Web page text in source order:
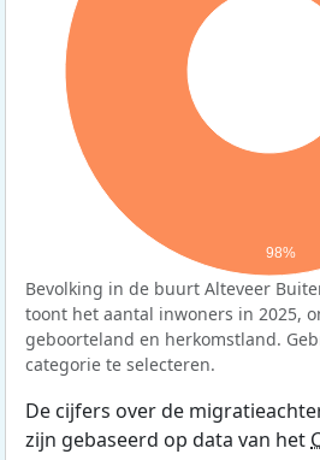
98%
Bevolking in de buurt Alteveer
toont het aantal inwoners in 2025,
geboorteland en herkomstland.
categorie te selecteren.
De cijfers over de
zijn gebaseerd op data van het